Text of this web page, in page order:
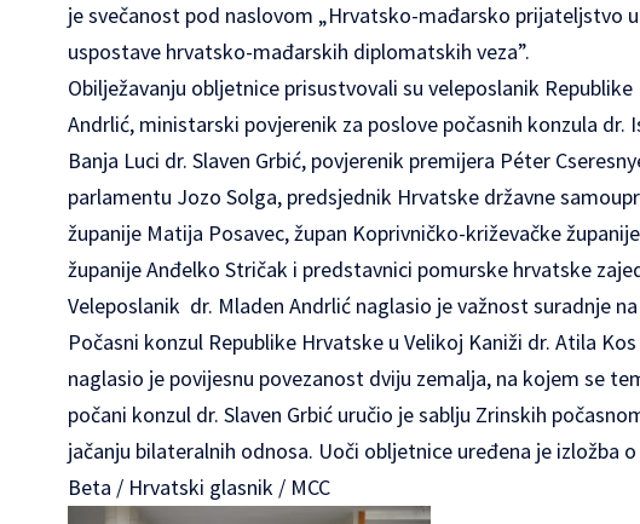
je svečanost pod naslovom „Hrvatsko-mađarsko prijateljstvo
uspostave hrvatsko-mađarskih diplomatskih veza”.
Obilježavanju obljetnice prisustvovali su veleposlanik
Andrlić, ministarski povjerenik za poslove počasnih konzula dr.
Banja Luci dr. Slaven Grbić, povjerenik premijera Péter
parlamentu Jozo Solga, predsjednik Hrvatske državne
županije Matija Posavec, župan Koprivničko-križevačke
županije Anđelko Stričak i predstavnici pomurske hrvatske
Veleposlanik dr. Mladen Andrlić naglasio je važnost suradnje
Počasni konzul Republike Hrvatske u Velikoj Kaniži dr. Atila
naglasio je povijesnu povezanost dviju zemalja, na kojem se
počani konzul dr. Slaven Grbić uručio je sablju Zrinskih
jačanju bilateralnih odnosa. Uoči obljetnice uređena je izložba
Beta / Hrvatski glasnik / MCC